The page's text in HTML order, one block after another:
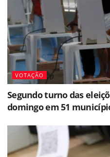
VOTAÇÃO
Segundo turno das
domingo em 51